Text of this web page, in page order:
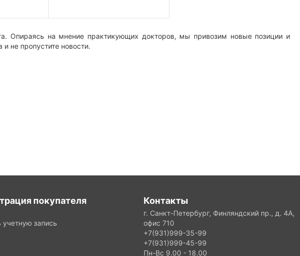
Опираясь на мнение практикующих докторов, мы привозим новые позиции и
и не пропустите новости.
покупателя
учетную запись
Контакты
г. Санкт-Петербург, Финляндский пр., д. 4А,
офис 710
+7(931)999-35-99
+7(931)999-45-99
Пн-Вс 9.00 - 18.00